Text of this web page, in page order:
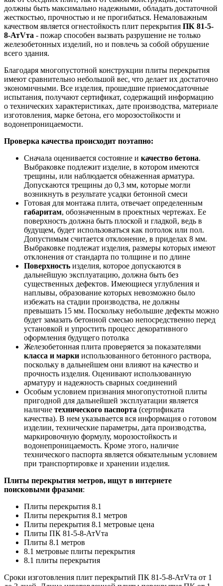
должны быть максимально надежными, обладать достаточной
жесткостью, прочностью и не прогибаться. Немаловажным
качеством является огнестойкость плит перекрытия ПК 81-5-
8-АтVта - пожар способен вызвать разрушение не только
железобетонных изделий, но и повлечь за собой обрушение
всего здания.
Благодаря многопустотной конструкции плиты перекрытия
имеют сравнительно небольшой вес, что делает их достаточно
экономичными. Все изделия, прошедшие приемосдаточные
испытания, получают сертификат, содержащий информацию
о технических характеристиках, дате производства, материале
изготовления, марке бетона, его морозостойкости и
водонепроницаемости.
Проверка качества происходит поэтапно:
Сначала оценивается состояние и качество бетона.
Выбраковке подлежит изделие, в котором имеются
трещины, или наблюдается обнаженная арматура.
Допускаются трещины до 0,3 мм, которые могли
возникнуть в результате усадки бетонной смеси
Готовая для монтажа плита, отвечает определенным
габаритам, обозначенным в проектных чертежах. Ее
поверхность должна быть плоской и гладкой, ведь в
будущем, будет использоваться как потолок или пол.
Допустимым считается отклонение, в приделах 8 мм.
Выбраковке подлежат изделия, размеры которых имеют
отклонения от стандарта по толщине и по длине
Поверхность изделия, которое допускаются в
дальнейшую эксплуатацию, должна быть без
существенных дефектов. Имеющиеся углубления и
наплывы, образование которых невозможно было
избежать на стадии производства, не должны
превышать 15 мм. Поскольку небольшие дефекты можно
будет замазать бетонной смесью непосредственно перед
установкой и упростить процесс декоративного
оформления будущего потолка
Железобетонная плита проверяется за показателями
класса и марки использованного бетонного раствора,
поскольку в дальнейшем они влияют на качество и
прочность изделия. Оценивают использованную
арматуру и надежность сварных соединений
Особым условием признания многопустотной плиты
пригодной для дальнейшей эксплуатации является
наличие технического паспорта (сертификата
качества). В нем указывается вся информация о готовом
изделии, технические параметры, дата производства,
маркировочную формулу, морозостойкость и
водонепроницаемость. Кроме этого, наличие
технического паспорта является обязательным условием
при транспортировке и хранении изделия.
Плиты перекрытия метров, ищут в интернете
поисковыми фразами:
Плиты перекрытия 8.1
Плиты перекрытия 8.1 метров
Плиты перекрытия 8.1 метровые цена
Плиты ПК 81-5-8-АтVта
Плиты 8.1 метров
8.1 метровые плиты перекрытия
8.1 плиты перекрытия
Сроки изготовления плит перекрытий ПК 81-5-8-АтVта от 1